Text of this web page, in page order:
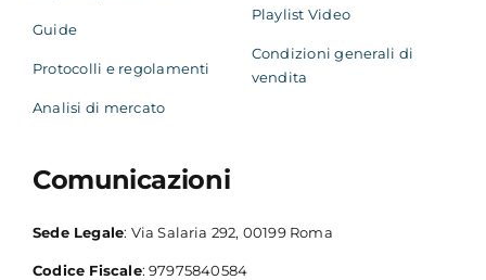
Guide
Protocolli e regolamenti
Analisi di mercato
Playlist Video
Condizioni generali di
vendita
Comunicazioni
Sede Legale: Via Salaria 292, 00199 Roma
Codice Fiscale: 97975840584